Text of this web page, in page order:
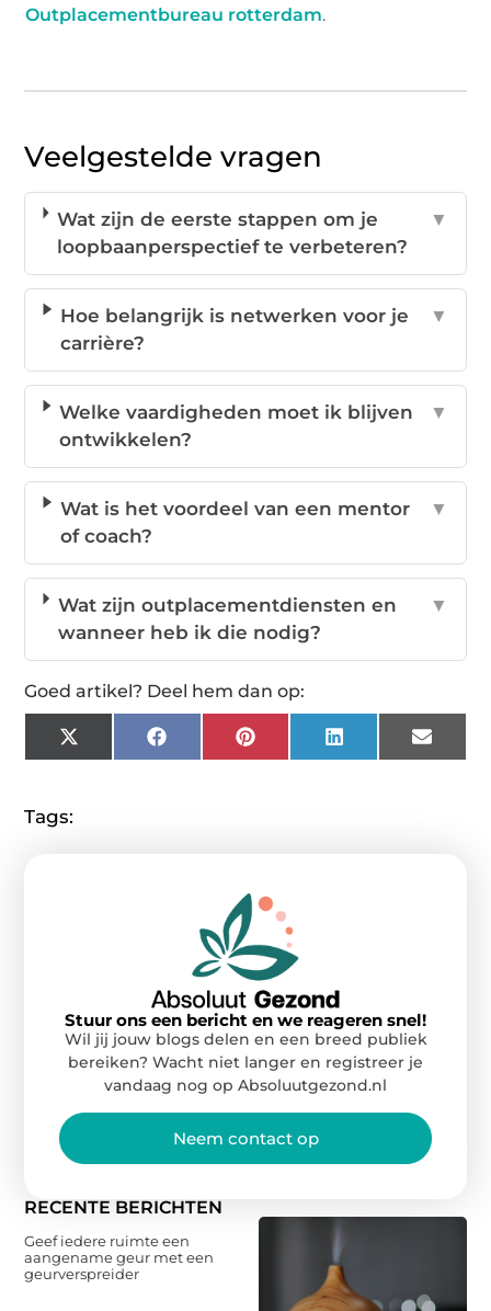
Outplacementbureau rotterdam.
Veelgestelde vragen
Wat zijn de eerste stappen om je
loopbaanperspectief te verbeteren?
▼
Hoe belangrijk is netwerken voor je
carrière?
▼
Welke vaardigheden moet ik blijven
ontwikkelen?
▼
Wat is het voordeel van een mentor
of coach?
▼
Wat zijn outplacementdiensten en
wanneer heb ik die nodig?
▼
Goed artikel? Deel hem dan op:
X
(Twitter)
FacebookPinterestLinkedInEmail
Tags:
RECENTE BERICHTEN
Geef iedere ruimte een
aangename geur met een
geurverspreider
Stuur ons een bericht en we reageren snel!
Wil jij jouw blogs delen en een breed publiek
bereiken? Wacht niet langer en registreer je
vandaag nog op Absoluutgezond.nl
Neem contact op